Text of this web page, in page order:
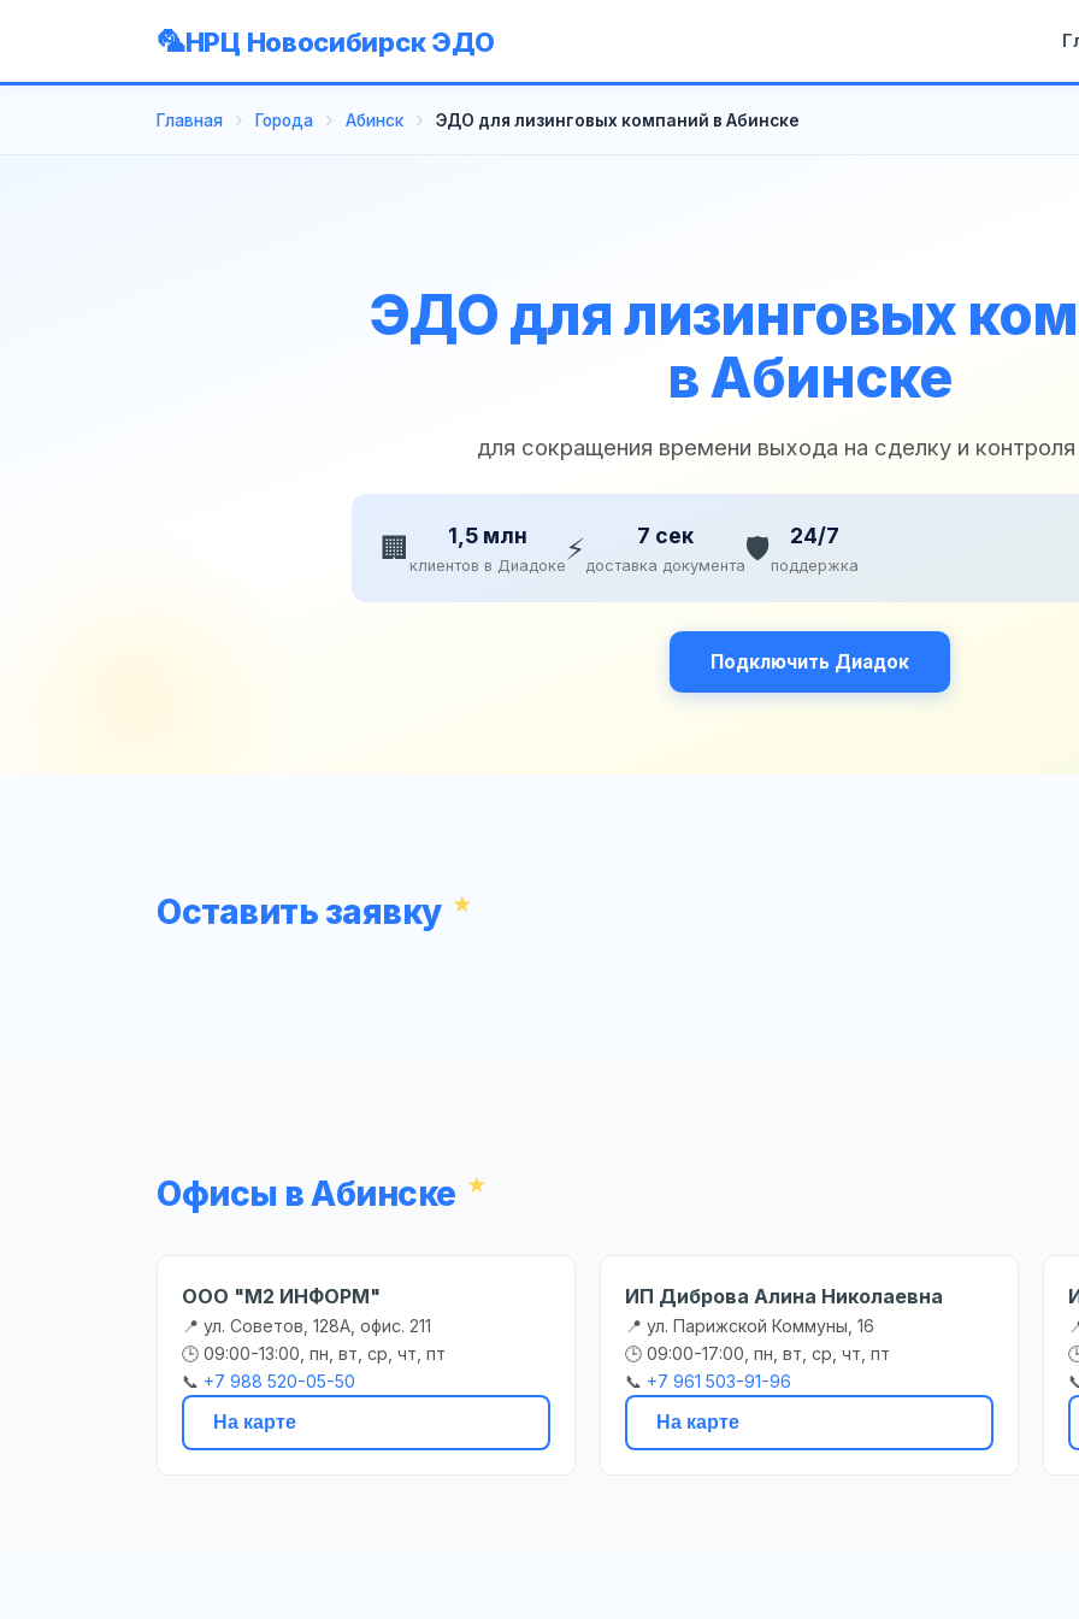
НРЦ Новосибирск ЭДО
Главная Города Абинск ЭДО для лизинговых компаний в Абинске
ЭДО для лизинговых
в Абинске
для сокращения времени выхода на сделку и контроля
🏢 1,5 млн
клиентов в Диадоке ⚡ 7 сек
доставка документа🛡️ 24/7
поддержка
Подключить Диадок
Оставить заявку
Офисы в Абинске
ООО "М2 ИНФОРМ"
📍 ул. Советов, 128А, офис. 211
🕒 09:00-13:00, пн, вт, ср, чт, пт
📞 +7 988 520-05-50
На карте
ИП Диброва Алина Николаевна
📍 ул. Парижской Коммуны, 16
🕒 09:00-17:00, пн, вт, ср, чт, пт
📞 +7 961 503-91-96
На карте